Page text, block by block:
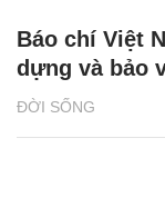
ĐỜI SỐNG
Báo chí Việt
dựng và bảo